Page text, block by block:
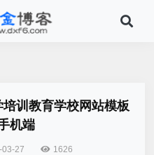
训教育学校网站模板
机端
27 1626